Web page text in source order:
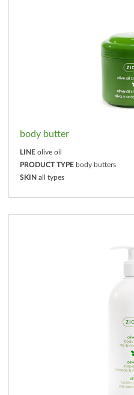
body butter
LINE olive oil
PRODUCT TYPE body butters
SKIN all types